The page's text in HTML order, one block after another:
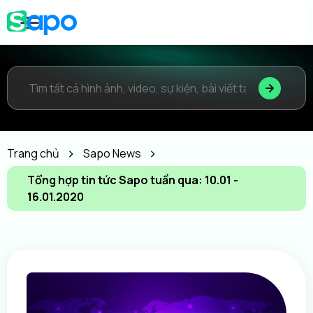
Trang chủ
Sapo News
Tổng hợp tin tức Sapo tuần qua: 10.01 -
16.01.2020